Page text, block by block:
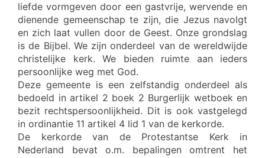
liefde vormgeven door een gastvrije, wervende en
dienende gemeenschap te zijn, die Jezus navolgt
en zich laat vullen door de Geest. Onze grondslag
is de Bijbel. We zijn onderdeel van de wereldwijde
christelijke kerk. We bieden ruimte aan ieders
persoonlijke weg met God.
Deze gemeente is een zelfstandig onderdeel als
bedoeld in artikel 2 boek 2 Burgerlijk wetboek en
bezit rechtspersoonlijkheid. Dit is ook vastgelegd
in ordinantie 11 artikel 4 lid 1 van de kerkorde.
De kerkorde van de Protestantse Kerk in
Nederland bevat o.m. bepalingen omtrent het